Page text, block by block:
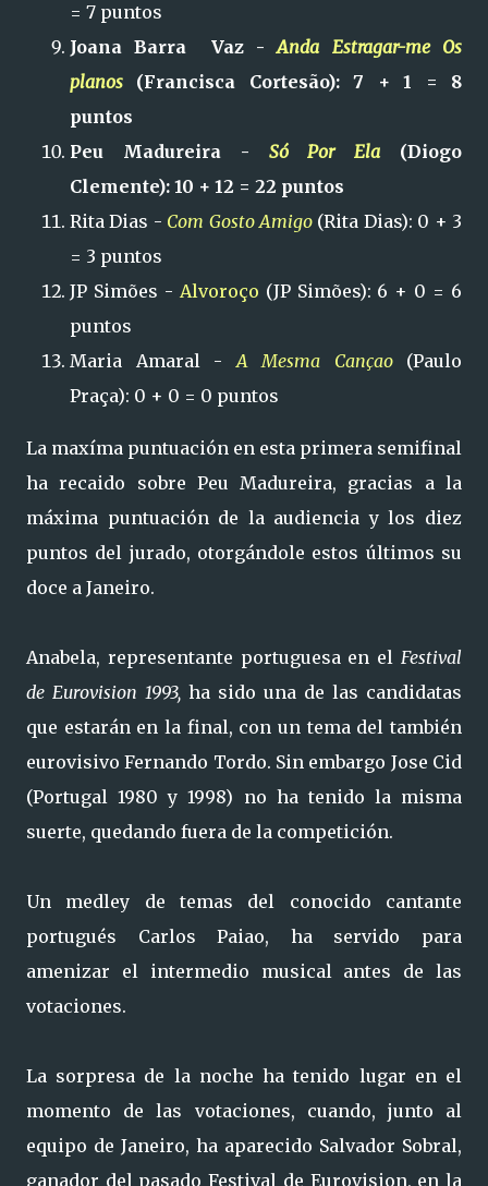
= 7 puntos
Joana Barra Vaz -Anda Estragar-me Os
planos (Francisca Cortesão): 7 + 1 = 8
puntos
Peu Madureira - Só Por Ela (Diogo
Clemente): 10 + 12 = 22 puntos
Rita Dias - Com Gosto Amigo (Rita Dias): 0 + 3
= 3 puntos
JP Simões - Alvoroço (JP Simões): 6 + 0 = 6
puntos
Maria Amaral -A Mesma Cançao(Paulo
Praça): 0 + 0 = 0 puntos
La maxíma puntuación en esta primera semifinal
ha recaido sobre Peu Madureira, gracias a la
máxima puntuación de la audiencia y los diez
puntos del jurado, otorgándole estos últimos su
doce a Janeiro.
Anabela, representante portuguesa en el Festival
de Eurovision 1993, ha sido una de las candidatas
que estarán en la final, con un tema del también
eurovisivo Fernando Tordo. Sin embargo Jose Cid
(Portugal 1980 y 1998) no ha tenido la misma
suerte, quedando fuera de la competición.
Un medley de temas del conocido cantante
portugués Carlos Paiao, ha servido para
amenizar el intermedio musical antes de las
votaciones.
La sorpresa de la noche ha tenido lugar en el
momento de las votaciones, cuando, junto al
equipo de Janeiro, ha aparecido Salvador Sobral,
ganador del pasado Festival de Eurovision, en la